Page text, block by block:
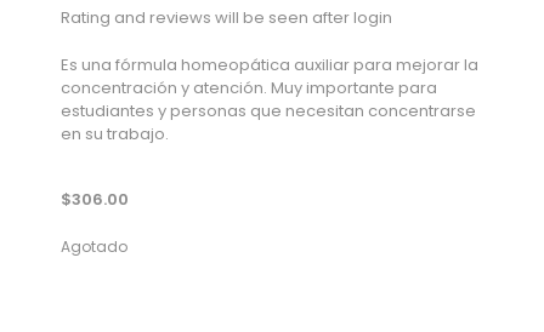
Rating and reviews will be seen after login
Es una fórmula homeopática auxiliar para mejorar la
concentración y atención. Muy importante para
estudiantes y personas que necesitan concentrarse
en su trabajo.
$306.00
Agotado